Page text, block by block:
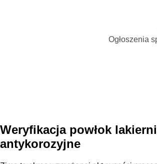
Ogłoszenia
Weryfikacja powłok
antykorozyjne